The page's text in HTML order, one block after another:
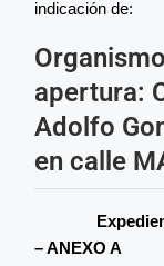
indicación de:
apertura:
Adolfo
en calle
– ANEXO A